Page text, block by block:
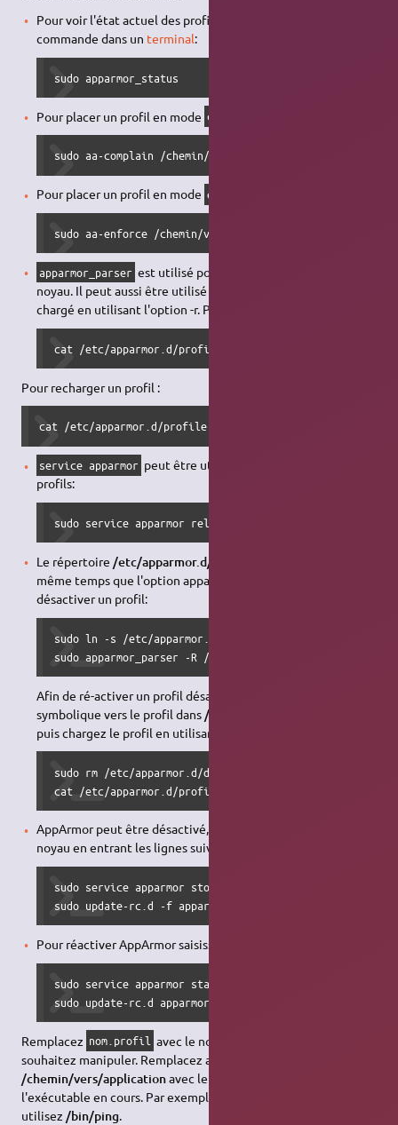
Pour voir l'état actuel des profils d'AppArmor entrez la
commande dans un terminal:
sudo apparmor_status
Pour placer un profil en mode complain
sudo aa-complain /chemin/vers/application
Pour placer un profil en mode enforce
sudo aa-enforce /chemin/vers/application
apparmor_parser est utilisé pour charger un profil dans le
noyau. Il peut aussi être utilisé pour recharger un profil déjà
chargé en utilisant l'option -r. Pour charger un profil :
cat /etc/apparmor.d/profile.name | sudo
Pour recharger un profil :
cat /etc/apparmor.d/profile.name | sudo apparmor_parser -
service apparmor peut être utilisé pour recharger tous les
profils:
sudo service apparmor reload
Le répertoire /etc/apparmor.d/disable
même temps que l'option apparmor_parser -R pour
désactiver un profil:
sudo ln -s /etc/apparmor.d/profile.name /etc/
sudo apparmor_parser -R /etc/apparmor.d/profile.name
Afin de ré-activer un profil désactivé, supprimez le lien
symbolique vers le profil dans /etc/apparmor.d/disable/
puis chargez le profil en utilisant l'option -a :
sudo rm /etc/apparmor.d/disable/profile.name
cat /etc/apparmor.d/profile.name | sudo
AppArmor peut être désactivé, et le module déchargé du
noyau en entrant les lignes suivantes :
sudo service apparmor stop
sudo update-rc.d -f apparmor remove
Pour réactiver AppArmor saisissez :
sudo service apparmor start
sudo update-rc.d apparmor defaults
Remplacez nom.profil avec le nom du profil que vous
souhaitez manipuler. Remplacez aussi
/chemin/vers/applicationavec le chemin d'accès de
l'exécutable en cours. Par exemple, pour la commande ping
utilisez /bin/ping.